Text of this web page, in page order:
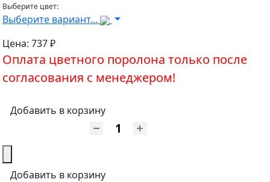
Выберите цвет:
Выберите вариант...
Цена: 737 ₽
Оплата цветного поролона только после
согласования с менеджером!
Добавить в корзину
Добавить в корзину